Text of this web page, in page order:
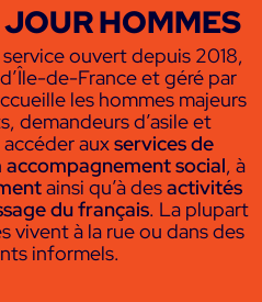
JOUR HOMMES
ouvert depuis 2018,
de-France et géré par
les hommes majeurs
demandeurs d’asile et
auxservices de
accompagnement social, à
ainsi qu’à desactivités
du français. La plupart
vivent à la rue ou dans des
informels.